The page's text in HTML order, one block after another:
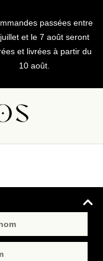
passées entre
et le 7 août seront
et livrées à partir du
10 août.